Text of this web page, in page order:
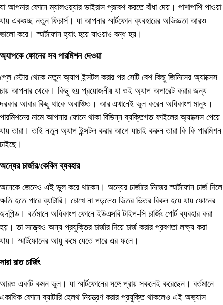
যা আপনার ফোনে ম্যালওয়্যার ভাইরাস প্রবেশ করতে বাঁধা দেয়। পাশাপাশি পাওয়া
যায় একগুচ্ছ নতুন ফিচার্স। যা আপনার স্মার্টফোন ব্যবহারের অভিজ্ঞতা আরও
ভালো করে। স্মার্টফোন হ্যাং হয়ে যাওয়াও বন্ধ হয়।
অ্যাপকে ফোনের সব পারমিশন দেওয়া
প্লে স্টোর থেকে নতুন অ্যাপ ইন্সটল করার পর সেটি বেশ কিছু জিনিসের অ্যাক্সেস
চায় আপনার থেকে। কিছু হয় প্রয়োজনীয় যা ওই অ্যাপ অপারেট করার জন্য
দরকার আবার কিছু থাকে অবাঞ্চিত। আর এখানেই ভুল করেন অধিকাংশ মানুষ।
পারমিশনের নামে আপনার ফোনে থাকা বিভিন্ন ব্যক্তিগত ফাইলের অ্যাক্সেস পেয়ে
যায় তারা। তাই নতুন অ্যাপ ইন্সটল করার আগে যাচাই করুন তারা কি কি পারমিশন
চাইছে।
অন্যের চার্জার/কেবিল ব্যবহার
অনেকে জেনেও এই ভুল করে থাকেন। অন্যের চার্জারে নিজের স্মার্টফোন চার্জ দিলে
ক্ষতি হতে পারে ব্যাটারি। চোখে না পড়লেও ভিতর ভিতর বিকল হয়ে যায় ফোনের
হৃদপিন্ড। বর্তমানে অধিকাংশ ফোনে ইউএসবি টাইপ-সি চার্জিং পোর্ট ব্যবহার করা
হয়। তা সত্ত্বেও অন্য প্রযুক্তির চার্জার দিয়ে চার্জ করার প্রবণতা লক্ষ্য করা
যায়। স্মার্টফোনের আয়ু কমে যেতে পারে এর ফলে।
সারা রাত চার্জিং
আরও একটি কমন ভুল। যা স্মার্টফোনের সঙ্গে প্রায় সকলেই করেছেন। বর্তমানে
একাধিক ফোনে ব্যাটারি হেলথ নিয়ন্ত্রণ করার প্রযুক্তি থাকলেও এই অভ্যাস